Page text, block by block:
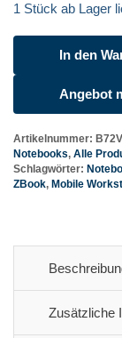
1 Stück ab Lager
16
Menge
In den
Angebot
Artikelnummer:
Notebooks, Alle
Schlagwörter:
ZBook, Mobile
Zusätzliche